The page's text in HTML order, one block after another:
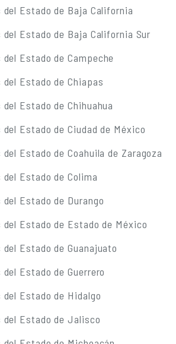
Estado de Baja California
Estado de Baja California Sur
Estado de Campeche
Estado de Chiapas
Estado de Chihuahua
Estado de Ciudad de México
Estado de Coahuila de Zaragoza
Estado de Colima
Estado de Durango
Estado de Estado de México
Estado de Guanajuato
Estado de Guerrero
Estado de Hidalgo
del Estado de Jalisco